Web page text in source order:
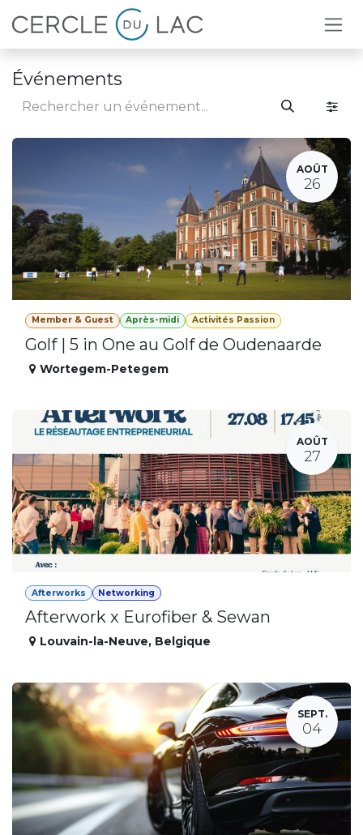
Se rendre au contenu
Événements
AOÛT
26
Member & Guest Après-midi Activités Passion
Golf | 5 in One au Golf de Oudenaarde
Wortegem-Petegem
AOÛT
27
Afterworks Networking
Afterwork x Eurofiber & Sewan
Louvain-la-Neuve, Belgique
SEPT.
04